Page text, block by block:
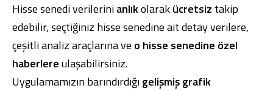
Hisse senedi verilerinianlıkolarakücretsiz takip
edebilir, seçtiğiniz hisse senedine ait detay verilere,
çeşitli analiz araçlarına ve o hisse senedine özel
haberlereulaşabilirsiniz.
Uygulamamızın barındırdığıgelişmiş grafik